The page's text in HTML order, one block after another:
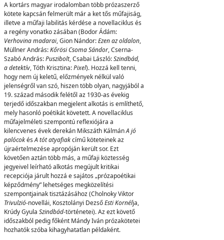
A kortárs magyar irodalomban több prózaszerző
kötete kapcsán felmerült már a ket tős műfajiság,
illetve a műfaji labilitás kérdése a novellaciklus és
a regény vonatko zásában (Bodor Ádám:
Verhovina madarai, Gion Nándor:Ezen az oldalon,
Müllner András:Kőrösi Csoma Sándor, Cserna-
Szabó András:Puszibolt, Csabai László:Szindbád,
a detektív, Tóth Krisztina:Pixel). Hozzá kell tenni,
hogy nem új keletű, előzmények nélkül való
jelenségről van szó, hiszen több olyan, nagyjából a
19. század második felétől az 1930-as évekig
terjedő időszakban megjelent alkotás is említhető,
mely hasonló poétikát követett. A novellaciklus
műfajelméleti szempontú reflexiójára a
kilencvenes évek derekán Mikszáth KálmánA jó
palócokésA tót atyafiakcímű köteteinek az
újraértelmezése apropóján került sor. Ezt
követően aztán több más, a műfaji köztesség
jegyeivel leírható alkotás megújult kritikai
recepciója járult hozzá e sajátos „prózapoétikai
képződmény” lehetséges megközelítési
szempontjainak tisztázásához (Cholnoky Viktor
Trivulzió-novellái, Kosztolányi DezsőEsti Kornélja,
Krúdy Gyula Szindbád-történetei). Az ezt követő
időszakból pedig főként Mándy Iván prózakötetei
hozhatók szóba kihagyhatatlan példaként.